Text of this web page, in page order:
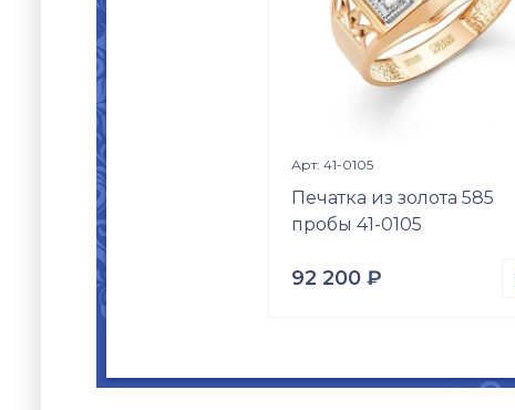
Арт: 41-0105
Печатка из золота 585
пробы 41-0105
92 200 ₽
4.61гр.